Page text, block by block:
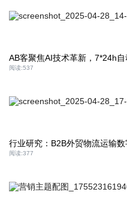
AB客聚焦AI技术革新，7*24h
阅读:537
行业研究：B2B外贸物流运输
阅读:377